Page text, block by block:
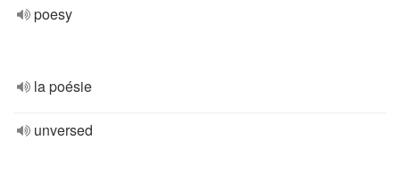
poesy
la poésie
unversed